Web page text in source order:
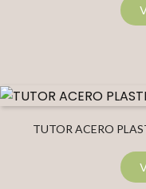
TUTOR ACERO